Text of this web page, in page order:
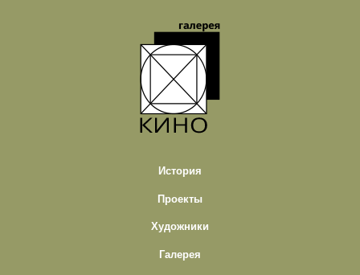
История
Проекты
Художники
Галерея